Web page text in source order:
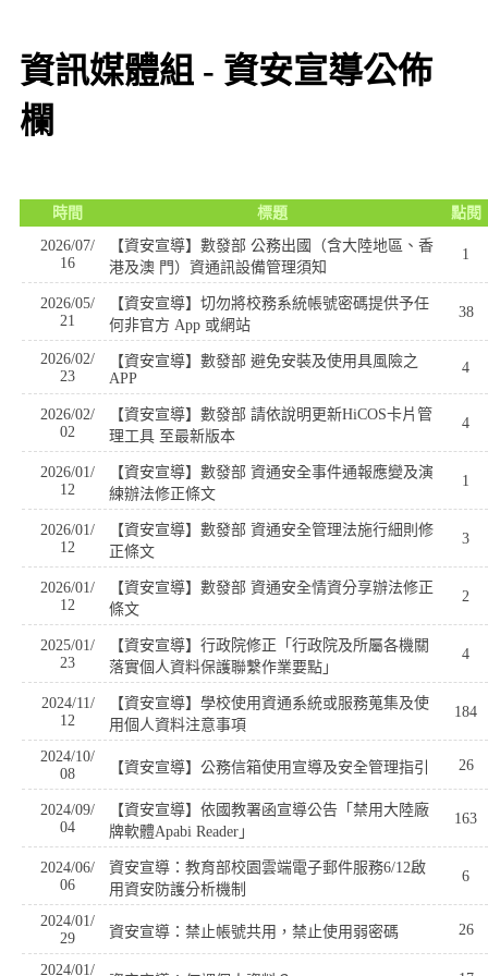
資訊媒體組 - 資安宣導公佈
欄
時間 標題
點閱
2026/07/
16
【資安宣導】數發部 公務出國（含大陸地區、香
港及澳 門）資通訊設備管理須知
1
2026/05/
21
【資安宣導】切勿將校務系統帳號密碼提供予任
何非官方 App 或網站
38
2026/02/
23
【資安宣導】數發部 避免安裝及使用具風險之
APP
4
2026/02/
02
【資安宣導】數發部 請依說明更新HiCOS卡片管
理工具 至最新版本
4
2026/01/
12
【資安宣導】數發部 資通安全事件通報應變及演
練辦法修正條文
1
2026/01/
12
【資安宣導】數發部 資通安全管理法施行細則修
正條文
3
2026/01/
12
【資安宣導】數發部 資通安全情資分享辦法修正
條文
2
2025/01/
23
【資安宣導】行政院修正「行政院及所屬各機關
落實個人資料保護聯繫作業要點」
4
2024/11/
12
【資安宣導】學校使用資通系統或服務蒐集及使
用個人資料注意事項
184
2024/10/
08
【資安宣導】公務信箱使用宣導及安全管理指引 26
2024/09/
04
【資安宣導】依國教署函宣導公告「禁用大陸廠
牌軟體Apabi Reader」
163
2024/06/
06
資安宣導：教育部校園雲端電子郵件服務6/12啟
用資安防護分析機制
6
2024/01/
29
資安宣導：禁止帳號共用，禁止使用弱密碼 26
2024/01/